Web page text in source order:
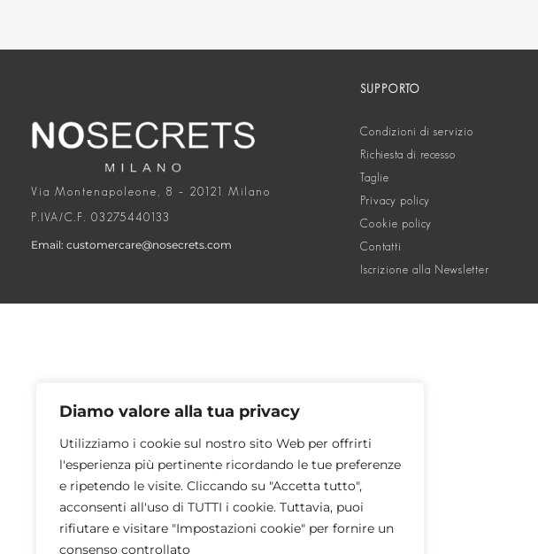
Diamo valore alla tua privacy
Utilizziamo i cookie sul nostro sito Web per offrirti
l'esperienza più pertinente ricordando le tue preferenze
e ripetendo le visite. Cliccando su "Accetta tutto",
acconsenti all'uso di TUTTI i cookie. Tuttavia, puoi
rifiutare e visitare "Impostazioni cookie" per fornire un
consenso controllato
Via Montenapoleone, 8 – 20121 Milano
P.IVA/C.F. 03275440133
Email: customercare@nosecrets.com
SUPPORTO
Condizioni di servizio
Richiesta di recesso
Taglie
Privacy policy
Cookie policy
Contatti
Iscrizione alla Newsletter